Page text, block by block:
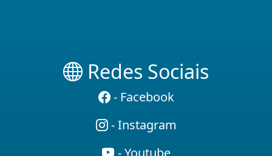
Redes Sociais
- Facebook
- Instagram
- Youtube